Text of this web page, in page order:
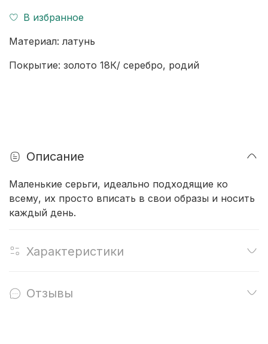
В избранное
Материал: латунь
Покрытие: золото 18К/ серебро, родий
Описание
Маленькие серьги, идеально подходящие ко
всему, их просто вписать в свои образы и носить
каждый день.
Характеристики
Отзывы